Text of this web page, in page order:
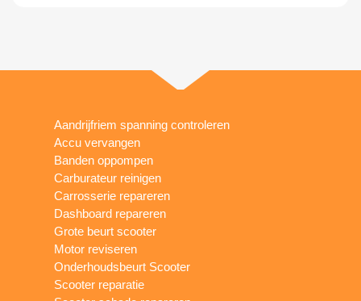
Aandrijfriem spanning controleren
Accu vervangen
Banden oppompen
Carburateur reinigen
Carrosserie repareren
Dashboard repareren
Grote beurt scooter
Motor reviseren
Onderhoudsbeurt Scooter
Scooter reparatie